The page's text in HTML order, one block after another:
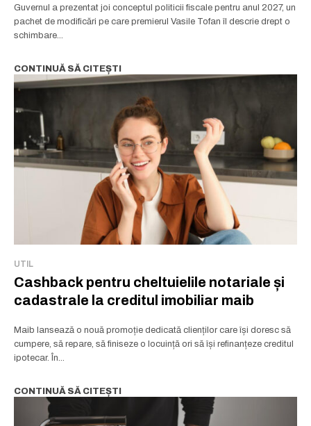
Guvernul a prezentat joi conceptul politicii fiscale pentru anul 2027, un
pachet de modificări pe care premierul Vasile Tofan îl descrie drept o
schimbare...
CONTINUĂ SĂ CITEȘTI
UTIL
Cashback pentru cheltuielile notariale și
cadastrale la creditul imobiliar maib
Maib lansează o nouă promoție dedicată clienților care își doresc să
cumpere, să repare, să finiseze o locuință ori să își refinanțeze creditul
ipotecar. În...
CONTINUĂ SĂ CITEȘTI